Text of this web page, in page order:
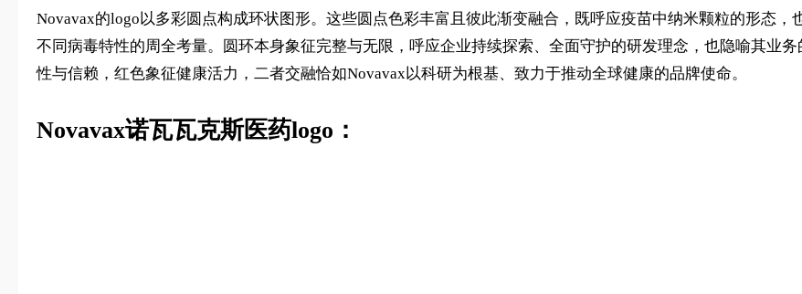
Novavax的logo以多彩圆点构成环状图形。这些圆点色彩丰富且彼此渐变融合，既呼应疫苗中纳米颗粒的形态，
不同病毒特性的周全考量。圆环本身象征完整与无限，呼应企业持续探索、全面守护的研发理念，也隐喻其
性与信赖，红色象征健康活力，二者交融恰如Novavax以科研为根基、致力于推动全球健康的品牌使命。
Novavax诺瓦瓦克斯医药logo：